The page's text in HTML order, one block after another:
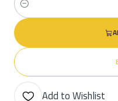
Quantity
Add to Wishlist